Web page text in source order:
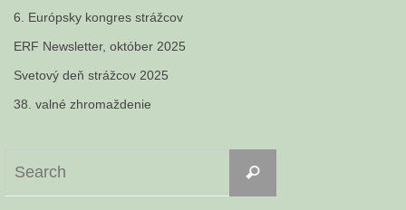
6. Európsky kongres strážcov
ERF Newsletter, október 2025
Svetový deň strážcov 2025
38. valné zhromaždenie
Search